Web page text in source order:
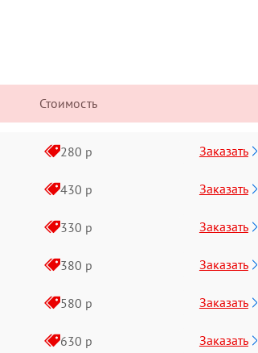
Стоимость
280 р Заказать
430 р Заказать
330 р Заказать
380 р Заказать
580 р Заказать
630 р Заказать